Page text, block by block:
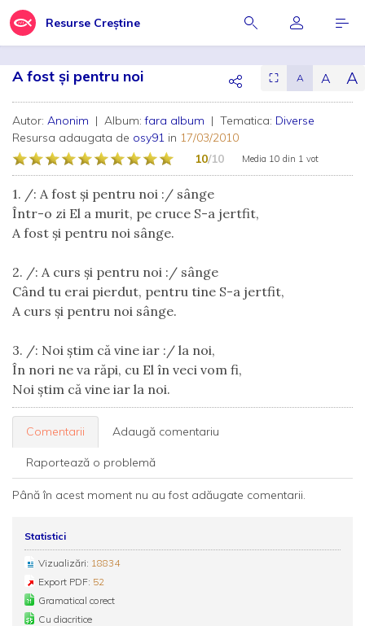
Resurse Creștine
A fost şi pentru noi ⛶ A A A
Autor: Anonim | Album:fara album | Tematica: Diverse
Resursa adaugata de osy91 in 17/03/2010
10/10 Media 10 din 1 vot
1. /: A fost şi pentru noi :/ sânge
Într-o zi El a murit, pe cruce S-a jertfit,
A fost şi pentru noi sânge.
2. /: A curs şi pentru noi :/ sânge
Când tu erai pierdut, pentru tine S-a jertfit,
A curs şi pentru noi sânge.
3. /: Noi ştim că vine iar :/ la noi,
În nori ne va răpi, cu El în veci vom fi,
Noi ştim că vine iar la noi.
Comentarii Adaugă comentariu
Raportează o problemă
Până în acest moment nu au fost adăugate comentarii.
Statistici
Vizualizări: 18834
Export PDF: 52
Gramatical corect
Cu diacritice